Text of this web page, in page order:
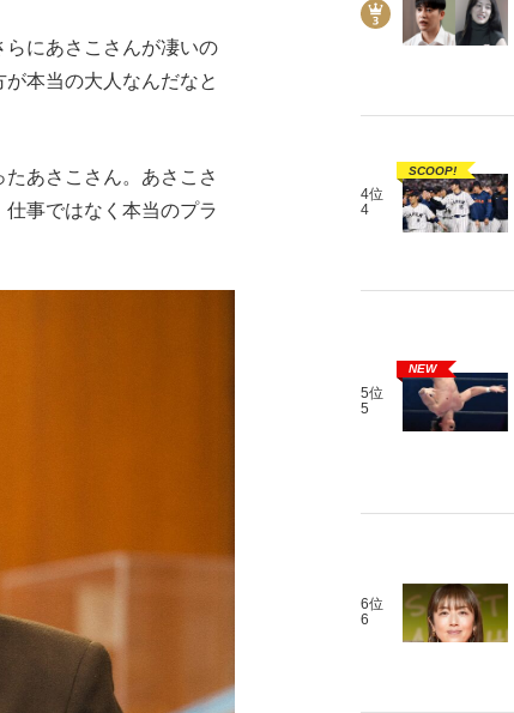
にあさこさんが凄いの
本当の大人なんだなと
あさこさん。あさこさ
事ではなく本当のプラ
4位
4
SCOOP!
5位
5
NEW
6位
6